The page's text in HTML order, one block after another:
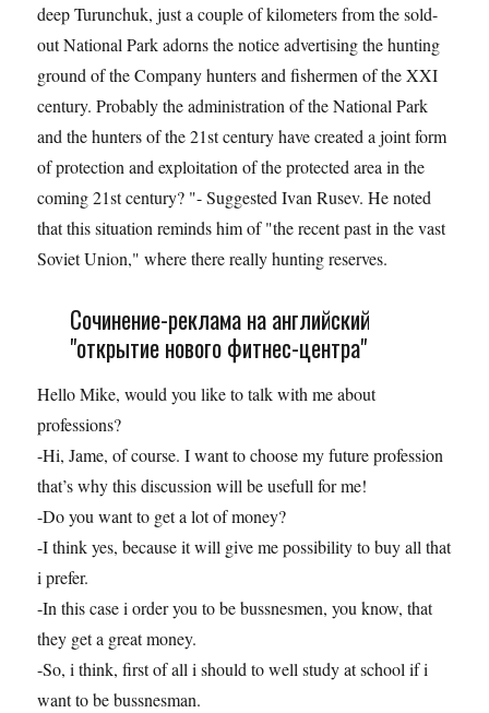
deep Turunchuk, just a couple of kilometers from the sold-
out National Park adorns the notice advertising the hunting
ground of the Company hunters and fishermen of the XXI
century. Probably the administration of the National Park
and the hunters of the 21st century have created a joint form
of protection and exploitation of the protected area in the
coming 21st century? "- Suggested Ivan Rusev. He noted
that this situation reminds him of "the recent past in the vast
Soviet Union," where there really hunting reserves.
Сочинение-реклама на английский
"открытие нового фитнес-центра"
Hello Mike, would you like to talk with me about
professions?
-Hi, Jame, of course. I want to choose my future profession
that’s why this discussion will be usefull for me!
-Do you want to get a lot of money?
-I think yes, because it will give me possibility to buy all that
i prefer.
-In this case i order you to be bussnesmen, you know, that
they get a great money.
-So, i think, first of all i should to well study at school if i
want to be bussnesman.